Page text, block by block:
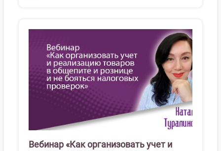
Вебинар «Как организовать учет и